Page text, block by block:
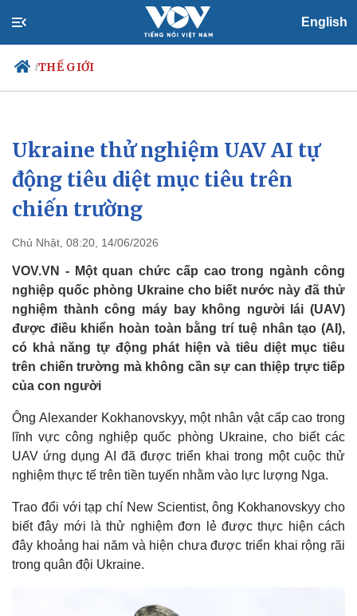
English
/THẾ GIỚI
Chính trị
Đảng
Tổ chức nhân sự
Quốc hội
Xã hội
Tin 24h
Dự báo thời tiết
Ukraine thử nghiệm UAV AI tự
động tiêu diệt mục tiêu trên
chiến trường
Chủ Nhật, 08:20, 14/06/2026
VOV.VN - Một quan chức cấp cao trong ngành công
nghiệp quốc phòng Ukraine cho biết nước này đã thử
nghiệm thành công máy bay không người lái (UAV)
được điều khiển hoàn toàn bằng trí tuệ nhân tạo (AI),
có khả năng tự động phát hiện và tiêu diệt mục tiêu
trên chiến trường mà không cần sự can thiệp trực tiếp
của con người
Ông Alexander Kokhanovskyy, một nhân vật cấp cao trong
lĩnh vực công nghiệp quốc phòng Ukraine, cho biết các
UAV ứng dụng AI đã được triển khai trong một cuộc thử
nghiệm thực tế trên tiền tuyến nhằm vào lực lượng Nga.
Trao đổi với tạp chí New Scientist, ông Kokhanovskyy cho
biết đây mới là thử nghiệm đơn lẻ được thực hiện cách
đây khoảng hai năm và hiện chưa được triển khai rộng rãi
trong quân đội Ukraine.